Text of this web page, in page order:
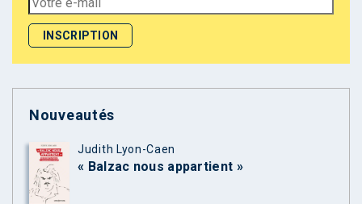
Nouveautés
Judith Lyon-Caen
« Balzac nous appartient »